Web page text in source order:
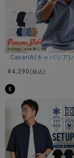
CavariA(キャバリア)
¥ 4,290 (税込)
5